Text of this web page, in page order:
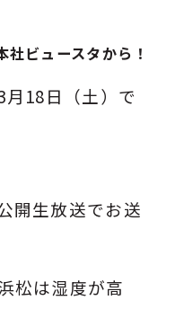
ビュースタから！
月18日（土）で
開生放送でお送
松は湿度が高